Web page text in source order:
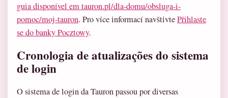
guia disponível em tauron.pl/dla-domu/obsluga-i-
pomoc/moj-tauron. Pro více informací navštivtePřihlaste
se do banky Pocztowy.
Cronologia de atualizações do sistema
de login
O sistema de login da Tauron passou por diversas